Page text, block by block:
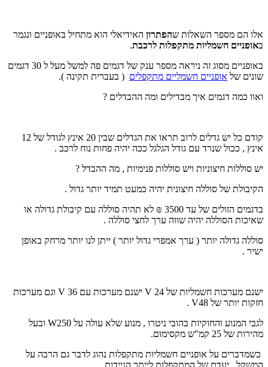
אלו הם מספר השאלות שהפתרון האידיאלי הוא מתחיל באופניים ונגמר
באופניים חשמליות מתקפלות לרכבת.
באופניים מסוג זה ניראה מספר ענק של דגמים פה למשל מעל ל 30 דגמים
שונים של אופניים חשמליים מתקפלים ( בעברית תקינה ).
ואוו כמה דגמים איך מבדילים ומה ההבדלים ?
קודם כל יש גדלים לרוב תראו את הגדלים שבין 20 אינץ לגודל של 12
אינץ , ככול שנרד עם גודל הגלגל ככה יהיה פחות נוח לרכב .
יש סוללות חיצוניות ויש סוללות פנימיות , מה ההבדל ?
הקיבולת של סוללה חיצונית יהיה כמעט תמיד יותר גדול .
בדגמים הזולים של עד 3500 ₪ לא תהיה סוללה עם קיבולת גדולה או
שאיכות הסוללה יהיה שווה ערך לחצי סוללה .
סוללה גדולה יותר ( ערך אמפרי גדול יותר ) ייתן לנו יותר מרחק באופן
ישיר .
ישנם מערכות חשמליות של 24 V ישנם מערכות עם 36 V וגם מערכות
חזקות יותר של 48
V
.
לגבי המנוע והחוקיות בהובי ניטרו , מנוע שלא עולה על 250
W ובעל
מהירות של 25 קמ"ש מקסימום.
כשמדברים על אופניים חשמליות מתקפלות נהוג לדבר גם הרבה על
המשקל , יעדם של המתקפלות לייתר הניידות .